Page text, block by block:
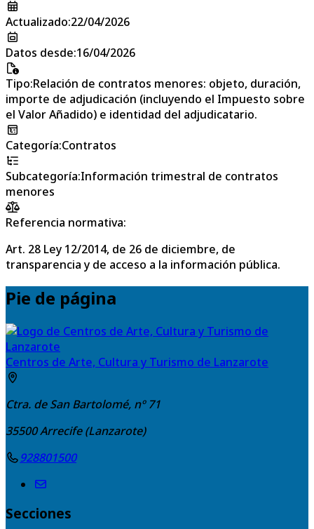
Actualizado:22/04/2026
Datos desde:16/04/2026
Tipo:Relación de contratos menores: objeto, duración,
importe de adjudicación (incluyendo el Impuesto sobre
el Valor Añadido) e identidad del adjudicatario.
Categoría:Contratos
Subcategoría:Información trimestral de contratos
menores
Referencia normativa:
Art. 28 Ley 12/2014, de 26 de diciembre, de
transparencia y de acceso a la información pública.
Pie de página
Centros de Arte, Cultura y Turismo de Lanzarote
Ctra. de San Bartolomé, nº 71
35500Arrecife (Lanzarote)
928801500
Secciones